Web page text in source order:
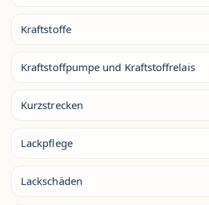
Kraftstoffe
Kraftstoffpumpe und Kraftstoffrelais
Kurzstrecken
Lackpflege
Lackschäden